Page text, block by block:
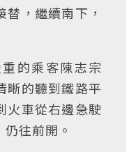
，繼續南下，
的乘客陳志宗
晰的聽到鐵路平
火車從右邊急駛
往前開。